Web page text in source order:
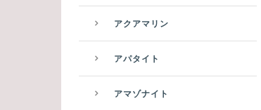
アクアマリン
アパタイト
アマゾナイト